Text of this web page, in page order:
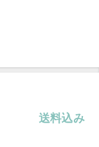
送料込み